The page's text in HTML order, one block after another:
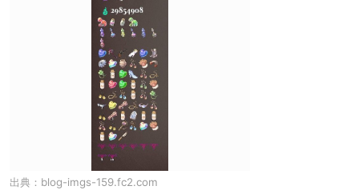
出典： blog-imgs-159.fc2.com